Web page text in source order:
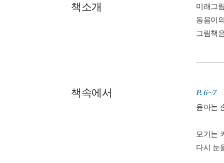
책소개
미래그
동음이
그림책
책속에서 P. 6~7
윤아는
모기는
다시 눈